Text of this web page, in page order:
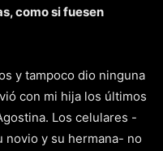
como si fuesen
y tampoco dio ninguna
con mi hija los últimos
Los celulares -
novio y su hermana- no